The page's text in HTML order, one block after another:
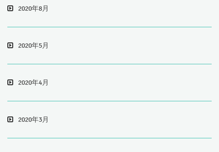
2020年8月
2020年5月
2020年4月
2020年3月